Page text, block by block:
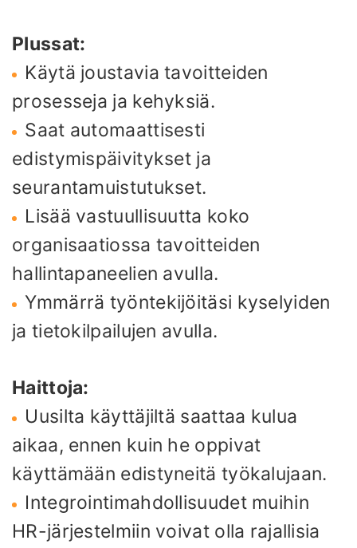
Plussat:
Käytä joustavia tavoitteiden
prosesseja ja kehyksiä.
Saat automaattisesti
edistymispäivitykset ja
seurantamuistutukset.
Lisää vastuullisuutta koko
organisaatiossa tavoitteiden
hallintapaneelien avulla.
Ymmärrä työntekijöitäsi kyselyiden
ja tietokilpailujen avulla.
Haittoja:
Uusilta käyttäjiltä saattaa kulua
aikaa, ennen kuin he oppivat
käyttämään edistyneitä työkalujaan.
Integrointimahdollisuudet muihin
HR-järjestelmiin voivat olla rajallisia